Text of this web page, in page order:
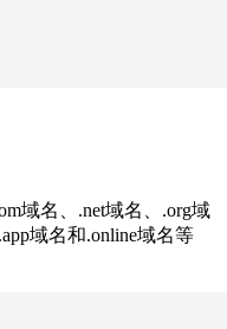
域名、.net域名、.org域
域名和.online域名等